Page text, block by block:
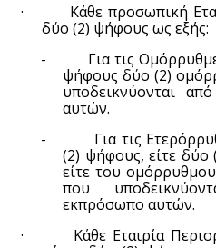
· Κάθε προσωπική
δύο (2) ψήφους ως εξής:
- Για τις
ψήφους δύο (2)
υποδεικνύονται
αυτών.
- Για τις
(2) ψήφους, είτε
είτε του
που
εκπρόσωπο αυτών.
· Κάθε Εταιρία